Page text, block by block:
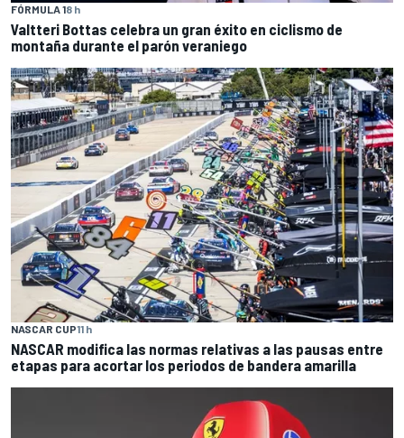
FÓRMULA 18 h
Valtteri Bottas celebra un gran éxito en ciclismo de
montaña durante el parón veraniego
NASCAR CUP11 h
NASCAR modifica las normas relativas a las pausas entre
etapas para acortar los periodos de bandera amarilla